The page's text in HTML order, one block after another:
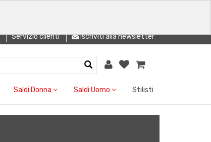
Servizio clienti Iscriviti alla newsletter
Saldi Donna Saldi Uomo Stilisti